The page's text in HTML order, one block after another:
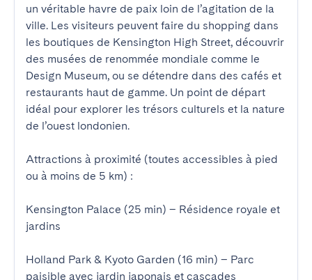
un véritable havre de paix loin de l’agitation de la
ville. Les visiteurs peuvent faire du shopping dans
les boutiques de Kensington High Street, découvrir
des musées de renommée mondiale comme le
Design Museum, ou se détendre dans des cafés et
restaurants haut de gamme. Un point de départ
idéal pour explorer les trésors culturels et la nature
de l’ouest londonien.
Attractions à proximité (toutes accessibles à pied
ou à moins de 5 km) :
Kensington Palace (25 min) – Résidence royale et
jardins
Holland Park & Kyoto Garden (16 min) – Parc
paisible avec jardin japonais et cascades